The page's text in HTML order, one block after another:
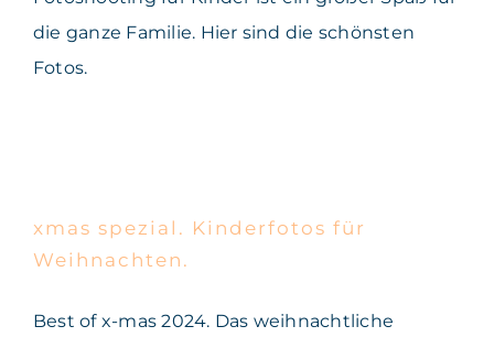
die ganze Familie. Hier sind die schönsten
Fotos.
xmas spezial. Kinderfotos für
Weihnachten.
Best of x-mas 2024. Das weihnachtliche